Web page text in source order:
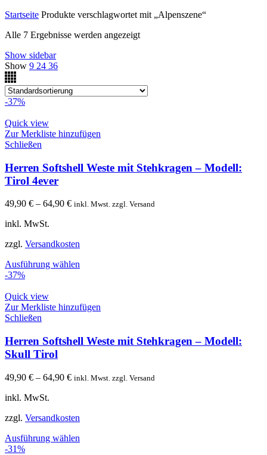
Startseite Produkte verschlagwortet mit „Alpenszene“
Alle 7 Ergebnisse werden angezeigt
Show sidebar
Show 9 24 36
-37%
Quick view
Zur Merkliste hinzufügen
Schließen
Herren Softshell Weste mit Stehkragen – Modell:
Tirol 4ever
49,90 € – 64,90 € inkl. Mwst. zzgl. Versand
inkl. MwSt.
zzgl. Versandkosten
Ausführung wählen
-37%
Quick view
Zur Merkliste hinzufügen
Schließen
Herren Softshell Weste mit Stehkragen – Modell:
Skull Tirol
49,90 € – 64,90 € inkl. Mwst. zzgl. Versand
inkl. MwSt.
zzgl. Versandkosten
Ausführung wählen
-31%